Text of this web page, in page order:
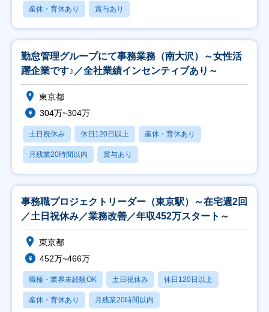
産休・育休あり 賞与あり
勤怠管理グループにて事務業務（南大沢）～女性活
躍企業です♪／全社業績インセンティブあり～
東京都
304万~304万
土日祝休み 休日120日以上 産休・育休あり
月残業20時間以内 賞与あり
事務職プロジェクトリーダー（東京駅）～在宅週2回
／土日祝休み／業務改善／年収452万スタート～
東京都
452万~466万
職種・業界未経験OK 土日祝休み 休日120日以上
産休・育休あり 月残業20時間以内